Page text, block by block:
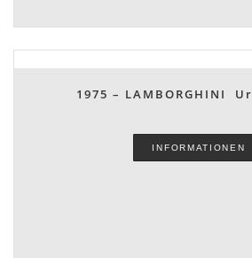
1975 – LAMBORGHINI
INFORMATIONEN